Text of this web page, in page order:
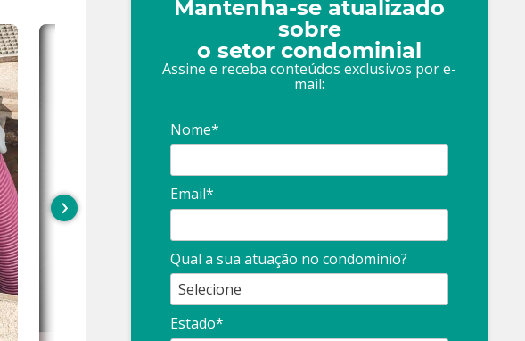
PCMSO: O que é?
profissional:
cuidado com as
propagandas
›
Mantenha-se atualizado
sobre
o setor condominial
Assine e receba conteúdos exclusivos por e-
mail:
Nome*
Email*
Qual a sua atuação no condomínio?
Estado*